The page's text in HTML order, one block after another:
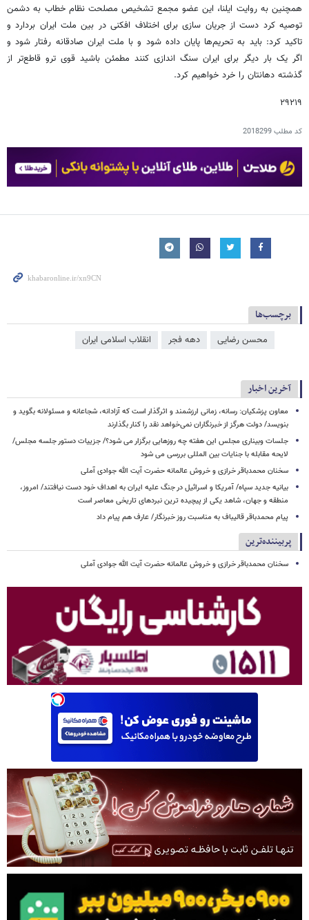
همچنین به روایت ایلنا، این عضو مجمع تشخیص مصلحت نظام خطاب به دشمن
توصیه کرد دست از جریان سازی برای اختلاف افکنی در بین ملت ایران بردارد و
تاکید کرد: باید به تحریم‌ها پایان داده شود و با ملت ایران صادقانه رفتار شود و
اگر یک بار دیگر برای ایران سنگ اندازی کنند مطمئن باشید قوی ترو قاطع‌تر از
گذشته دهانتان را خرد خواهیم کرد.
۲۹۲۱۹
کد مطلب2018299
برچسب‌ها
محسن رضایی دهه فجر انقلاب اسلامی ایران
آخرین اخبار
معاون پزشکیان: رسانه، زمانی ارزشمند و اثرگذار است که آزادانه، شجاعانه و مسئولانه بگوید و
بنویسد/ دولت هرگز از خبرنگاران نمی‌خواهد نقد را کنار بگذارند
جلسات وبیناری مجلس این هفته چه روزهایی برگزار می شود؟/ جزییات دستور جلسه مجلس/
لایحه مقابله با جنایات بین المللی بررسی می شود
سخنان محمدباقر خرازی و خروش عالمانه حضرت آیت الله جوادی آملی
بیانیه جدید سپاه/ آمریکا و اسرائیل در جنگ علیه ایران به اهداف خود دست نیافتند/ امروز،
منطقه و جهان، شاهد یکی از پیچیده ترین نبردهای تاریخی معاصر است
پیام محمدباقر قالیباف به مناسبت روز خبرنگار/ عارف هم پیام داد
پربیننده‌ترین
سخنان محمدباقر خرازی و خروش عالمانه حضرت آیت الله جوادی آملی